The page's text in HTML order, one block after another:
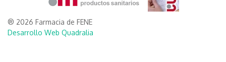
® 2026 Farmacia de FENE
Desarrollo Web Quadralia